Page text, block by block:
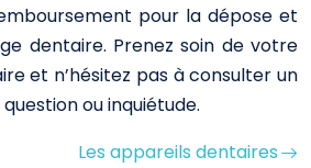
pour la dépose et
dentaire. Prenez soin de votre
et n’hésitez pas à consulter un
ou inquiétude.
Les appareils dentaires